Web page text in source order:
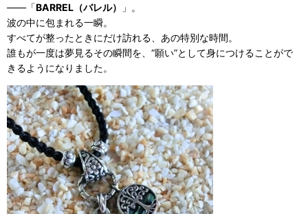
——「BARREL（バレル）
」。
波の中に包まれる一瞬。
すべてが整ったときにだけ訪れる、あの特別な時間。
誰もが一度は夢見るその瞬間を、“願い”として身につけることがで
きるようになりました。